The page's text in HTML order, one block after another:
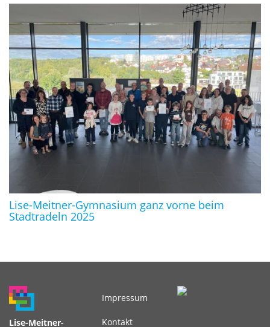
Lise-Meitner-Gymnasium ganz vorne beim
Stadtradeln 2025
Lise-Meitner-
Fußbereichsmenü
Impressum
Kontakt